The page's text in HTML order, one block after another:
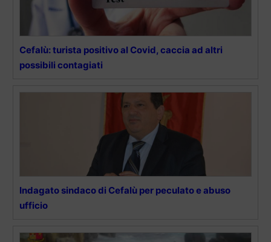
Cefalù: turista positivo al Covid, caccia ad altri
possibili contagiati
Indagato sindaco di Cefalù per peculato e abuso
ufficio